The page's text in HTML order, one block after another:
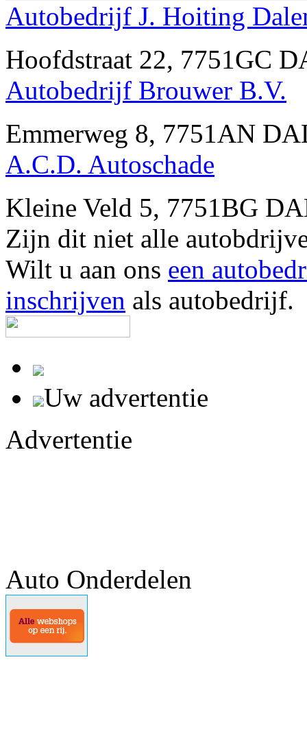
Autobedrijf J. Hoiting
Hoofdstraat 22, 7751GC
Autobedrijf Brouwer B.V.
Emmerweg 8, 7751AN
A.C.D. Autoschade
Kleine Veld 5, 7751BG
Zijn dit niet alle
Wilt u aan ons een
inschrijven als autobedrijf.
Uw advertentie
Advertentie
Auto Onderdelen